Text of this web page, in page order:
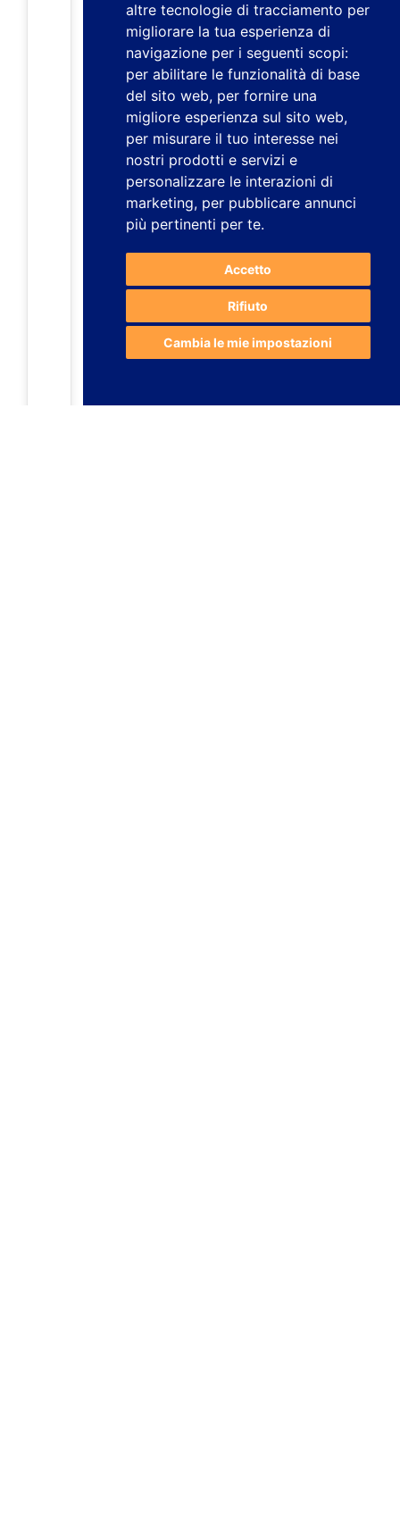
altre tecnologie di tracciamento per
migliorare la tua esperienza di
navigazione per i seguenti scopi:
per abilitare le funzionalità di base
del sito web, per fornire una
migliore esperienza sul sito web,
per misurare il tuo interesse nei
nostri prodotti e servizi e
personalizzare le interazioni di
marketing, per pubblicare annunci
più pertinenti per te.
Accetto
Rifiuto
Cambia le mie impostazioni